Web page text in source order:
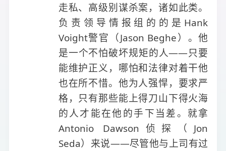
走私、高级别谋杀案，诸如此类。
负责领导情报组的的是Hank
Voight警官（Jason Beghe）。他
是一个不怕破坏规矩的人——只要
能维护正义，哪怕和法律对着干他
也在所不惜。他为人强悍，要求严
格，只有那些能上得刀山下得火海
的人才能在他的手下当差。就拿
Antonio Dawson侦探（Jon
Seda）来说——尽管他与上司有过